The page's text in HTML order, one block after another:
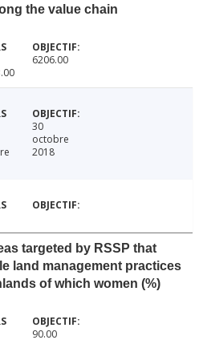
the value chain
6206.00
30
octobre
2018
targeted by RSSP that
land management practices
of which women (%)
90.00